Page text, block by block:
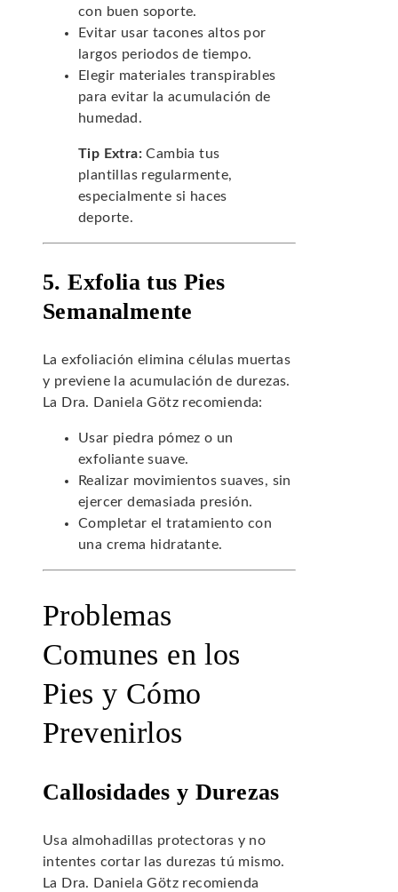
con buen soporte.
Evitar usar tacones altos por
largos periodos de tiempo.
Elegir materiales transpirables
para evitar la acumulación de
humedad.
Tip Extra: Cambia tus
plantillas regularmente,
especialmente si haces
deporte.
5. Exfolia tus Pies
Semanalmente
La exfoliación elimina células muertas
y previene la acumulación de durezas.
La Dra. Daniela Götz recomienda:
Usar piedra pómez o un
exfoliante suave.
Realizar movimientos suaves, sin
ejercer demasiada presión.
Completar el tratamiento con
una crema hidratante.
Problemas
Comunes en los
Pies y Cómo
Prevenirlos
Callosidades y Durezas
Usa almohadillas protectoras y no
intentes cortar las durezas tú mismo.
La Dra. Daniela Götz recomienda